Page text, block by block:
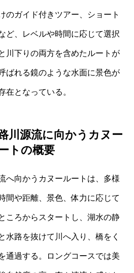
のガイド付きツアー、ショート
ど、レベルや時間に応じて選択
川下りの両方を含めたルートが
ばれる鏡のような水面に景色が
在となっている。
川源流に向かうカヌー
トの概要
へ向かうカヌールートは、多様
間や距離、景色、体力に応じて
ころからスタートし、湖水の静
水路を抜けて川へ入り、橋をく
通過する。ロングコースでは美